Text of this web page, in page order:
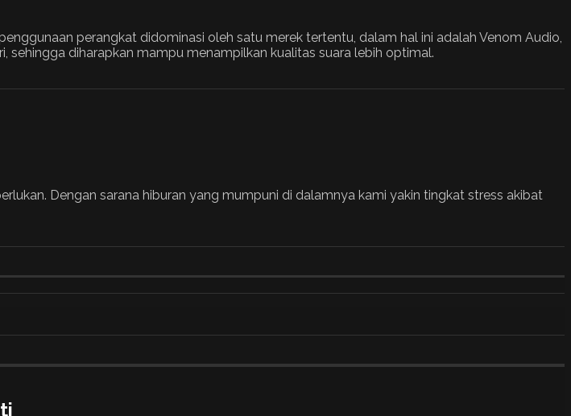
perangkat didominasi oleh satu merek tertentu, dalam hal ini adalah Venom Audio,
diharapkan mampu menampilkan kualitas suara lebih optimal.
Dengan sarana hiburan yang mumpuni di dalamnya kami yakin tingkat stress akibat